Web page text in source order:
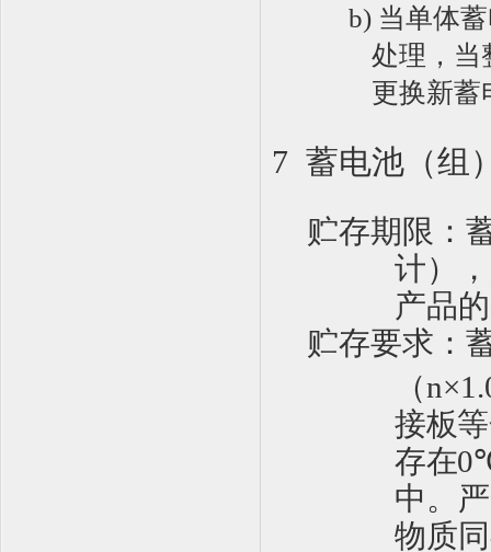
b) 当单体
处理，当
更换新蓄
7 蓄电池（组
贮存期限 ：
计）
产品
贮存要求：
（n×
接板
存在0
中。
物质